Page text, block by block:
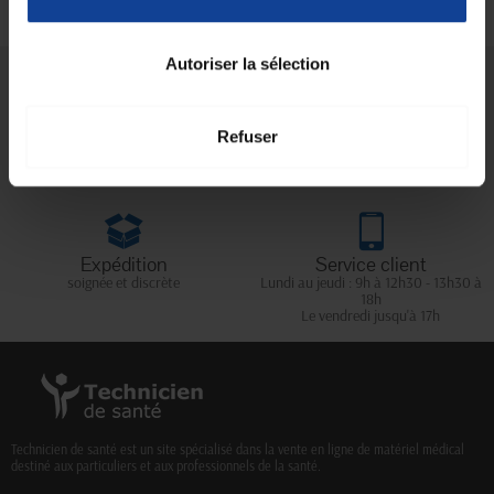
Autoriser la sélection
RefuserPaiement en ligne 100% sécurisé par
Expédition
soignée et discrète
Service client
Lundi au jeudi : 9h à 12h30 - 13h30 à
18h
Le vendredi jusqu'à 17h
Technicien de santé est un site spécialisé dans la vente en ligne de matériel médical
destiné aux particuliers et aux professionnels de la santé.